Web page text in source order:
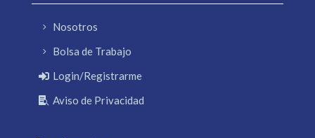
Nosotros
Bolsa de Trabajo
Login/Registrarme
Aviso de Privacidad